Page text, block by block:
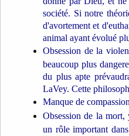
société. Si notre
d'avortement et
animal ayant évolué
Obsession de la
beaucoup plus
du plus apte
LaVey. Cette
Manque de
Obsession de la
un rôle important